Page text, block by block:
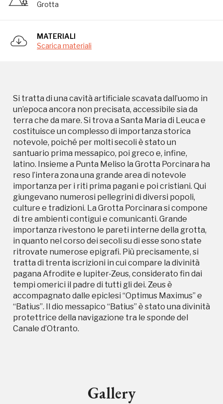
Grotta
MATERIALI
Scarica materiali
Si tratta di una cavità artificiale scavata dall’uomo in
un’epoca ancora non precisata, accessibile sia da
terra che da mare. Si trova a Santa Maria di Leuca e
costituisce un complesso di importanza storica
notevole, poiché per molti secoli è stato un
santuario prima messapico, poi greco e, infine,
latino. Insieme a Punta Meliso la Grotta Porcinara ha
reso l’intera zona una grande area di notevole
importanza per i riti prima pagani e poi cristiani. Qui
giungevano numerosi pellegrini di diversi popoli,
culture e tradizioni. La Grotta Porcinara si compone
di tre ambienti contigui e comunicanti. Grande
importanza rivestono le pareti interne della grotta,
in quanto nel corso dei secoli su di esse sono state
ritrovate numerose epigrafi. Più precisamente, si
tratta di trenta iscrizioni in cui compare la divinità
pagana Afrodite e Iupiter-Zeus, considerato fin dai
tempi omerici il padre di tutti gli dei. Zeus è
accompagnato dalle epiclesi “Optimus Maximus” e
“Batius”. Il dio messapico “Batius” è stato una divinità
protettrice della navigazione tra le sponde del
Canale d’Otranto.
Gallery
santuario prima messapico, poi greco e, infine,
importanza per i riti prima pagani e poi cristiani. Qui
giungevano numerosi pellegrini di diversi popoli,
in quanto nel corso dei secoli su di esse sono state
ritrovate numerose epigrafi. Più precisamente, si
tratta di trenta iscrizioni in cui compare la divinità
pagana Afrodite e Iupiter-Zeus, considerato fin dai
tempi omerici il padre di tutti gli dei. Zeus è
accompagnato dalle epiclesi “Optimus Maximus” e
“Batius”. Il dio messapico “Batius” è stato una divinità
protettrice della navigazione tra le sponde del
Canale d’Otranto.
Campagne in corso in questo
luogo
I Luoghi del Cuore